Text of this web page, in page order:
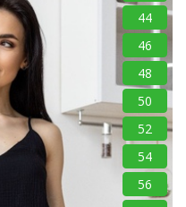
44
46
48
50
52
54
56